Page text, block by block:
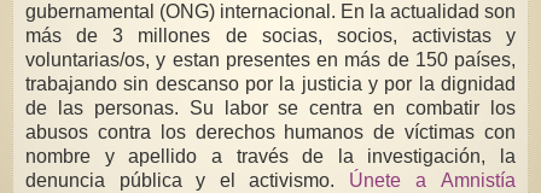
gubernamental (ONG) internacional. En la actualidad son
más de 3 millones de socias, socios, activistas y
voluntarias/os, y estan presentes en más de 150 países,
trabajando sin descanso por la justicia y por la dignidad
de las personas. Su labor se centra en combatir los
abusos contra los derechos humanos de víctimas con
nombre y apellido a través de la investigación, la
denuncia pública y el activismo. Únete a Amnistía